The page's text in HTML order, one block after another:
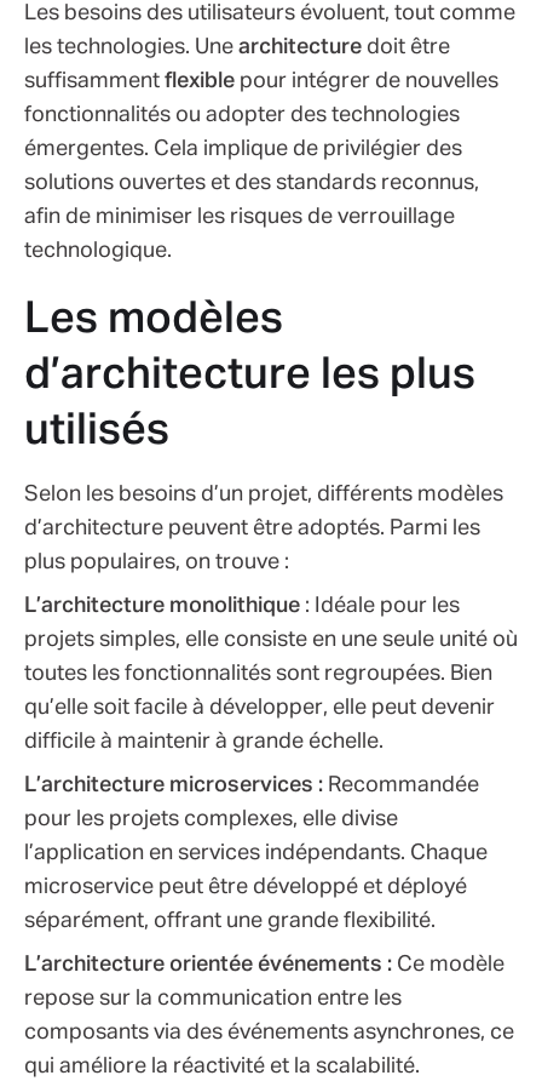
Les besoins des utilisateurs évoluent, tout comme
les technologies. Une architecture doit être
suffisamment flexible pour intégrer de nouvelles
fonctionnalités ou adopter des technologies
émergentes. Cela implique de privilégier des
solutions ouvertes et des standards reconnus,
afin de minimiser les risques de verrouillage
technologique.
Les modèles
d’architecture les plus
utilisés
Selon les besoins d’un projet, différents modèles
d’architecture peuvent être adoptés. Parmi les
plus populaires, on trouve :
L’architecture monolithique : Idéale pour les
projets simples, elle consiste en une seule unité où
toutes les fonctionnalités sont regroupées. Bien
qu’elle soit facile à développer, elle peut devenir
difficile à maintenir à grande échelle.
L’architecture microservices : Recommandée
pour les projets complexes, elle divise
l’application en services indépendants. Chaque
microservice peut être développé et déployé
séparément, offrant une grande flexibilité.
L’architecture orientée événements : Ce modèle
repose sur la communication entre les
composants via des événements asynchrones, ce
qui améliore la réactivité et la scalabilité.